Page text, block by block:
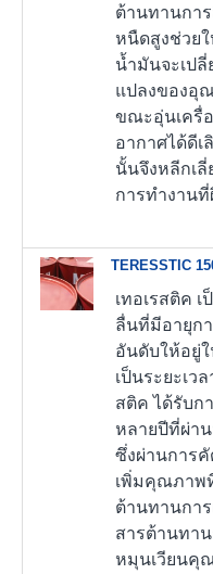
ต้านทานกา
หนืดสูงช่วย
น้ำมันจะเป
แปลงของอุ
ขณะอุ่นเครื่
อากาศได้ดี
นั้นจึงหลีกเลี่
การทำงาน
TERESSTIC
เทอเรสติค
ลื่นที่มีอายุก
อันดับให้อยู่
เป็นระยะเว
สติค ได้รับก
หลายปีที่ผ่า
ซึ่งผ่านการคั
เพิ่มคุณภาพ
ต้านทานกา
สารต้านทา
หมุนเวียนคุ